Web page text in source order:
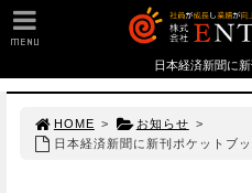
日本経済新聞に
HOME > お知らせ >
日本経済新聞に新刊ポケットブ
MENU